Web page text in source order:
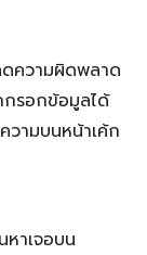
ดความผิดพลาด
กรอกข้อมูลได้
วามบนหน้าเค้ก
หาเจอบน